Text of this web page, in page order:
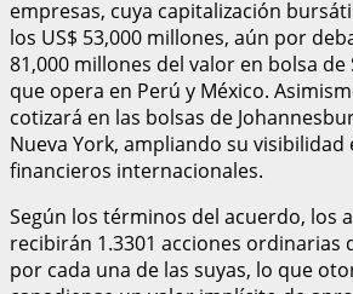
empresas, cuya capitalización
los US$ 53,000 millones, aún por
81,000 millones del valor en bolsa
que opera en Perú y México.
cotizará en las bolsas de
Nueva York, ampliando su visibilidad
financieros internacionales.
Según los términos del acuerdo, los
recibirán 1.3301 acciones ordinarias
por cada una de las suyas, lo que